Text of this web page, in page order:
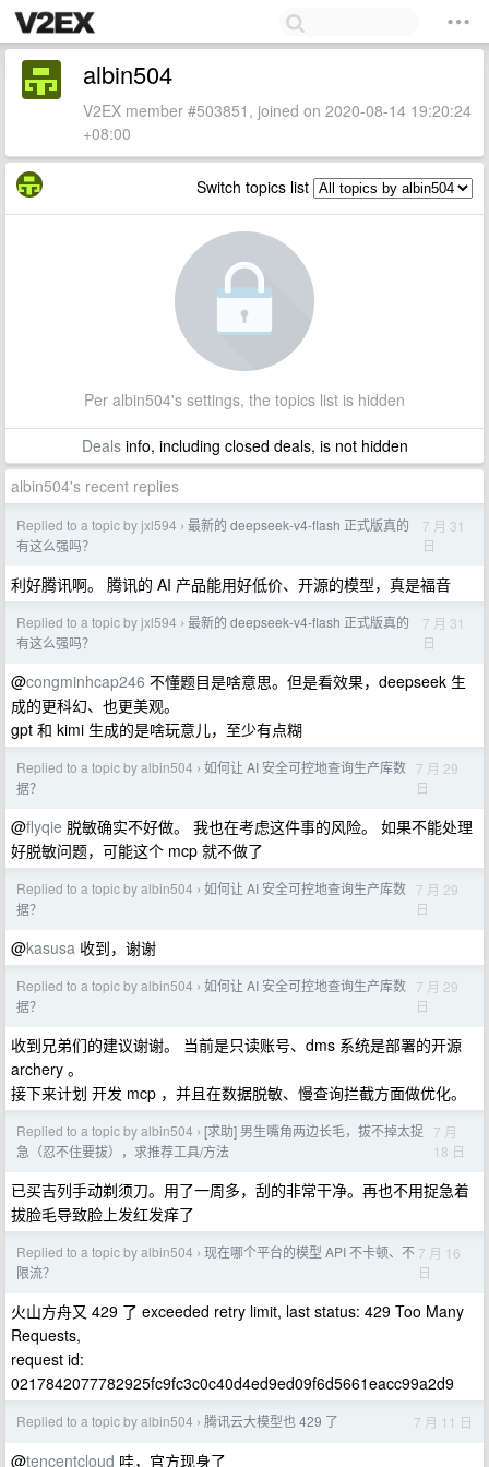
albin504
V2EX member #503851, joined on 2020-08-14 19:20:24
+08:00
Switch topics list
Per albin504's settings, the topics list is hidden
Dealsinfo, including closed deals, is not hidden
albin504's recent replies
Replied to a topic by jxl594 › 最新的 deepseek-v4-flash 正式版真的
有这么强吗？
7 月 31
日
利好腾讯啊。 腾讯的 AI 产品能用好低价、开源的模型，真是福音
Replied to a topic by jxl594 › 最新的 deepseek-v4-flash 正式版真的
有这么强吗？
7 月 31
日
@congminhcap246 不懂题目是啥意思。但是看效果，deepseek 生
成的更科幻、也更美观。
gpt 和 kimi 生成的是啥玩意儿，至少有点糊
Replied to a topic by albin504 › 如何让 AI 安全可控地查询生产库数
据？
7 月 29
日
@flyqie 脱敏确实不好做。 我也在考虑这件事的风险。 如果不能处理
好脱敏问题，可能这个 mcp 就不做了
Replied to a topic by albin504 › 如何让 AI 安全可控地查询生产库数
据？
7 月 29
日
@kasusa 收到，谢谢
Replied to a topic by albin504 › 如何让 AI 安全可控地查询生产库数
据？
7 月 29
日
收到兄弟们的建议谢谢。 当前是只读账号、dms 系统是部署的开源
archery 。
接下来计划 开发 mcp ，并且在数据脱敏、慢查询拦截方面做优化。
Replied to a topic by albin504 › [求助] 男生嘴角两边长毛，拔不掉太捉
急（忍不住要拔），求推荐工具/方法
7 月
18 日
已买吉列手动剃须刀。用了一周多，刮的非常干净。再也不用捉急着
拔脸毛导致脸上发红发痒了
Replied to a topic by albin504 › 现在哪个平台的模型 API 不卡顿、不
限流？
7 月 16
日
火山方舟又 429 了 exceeded retry limit, last status: 429 Too Many
Requests,
request id:
0217842077782925fc9fc3c0c40d4ed9ed09f6d5661eacc99a2d9
Replied to a topic by albin504 › 腾讯云大模型也 429 了 7 月 11 日
@tencentcloud 哇，官方现身了